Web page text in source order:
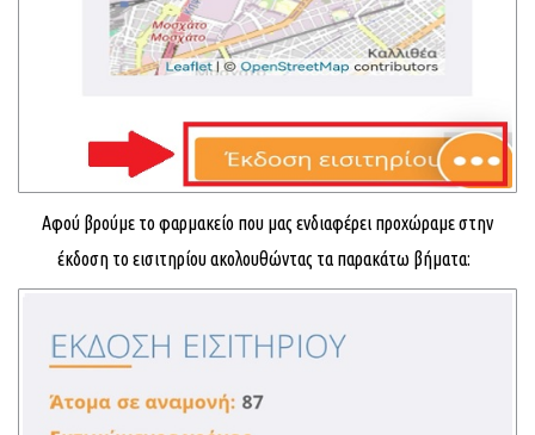
Αφού βρούμε το φαρμακείο που μας ενδιαφέρει προχώραμε στην
έκδοση το εισιτηρίου ακολουθώντας τα παρακάτω βήματα: